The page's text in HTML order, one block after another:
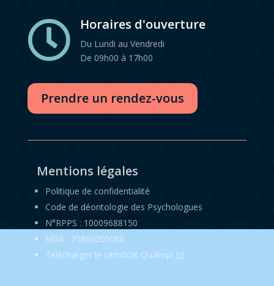
 Horaires d'ouverture
Du Lundi au Vendredi
De 09h00 à 17h00
Prendre un rendez-vous
Mentions légales
Politique de confidentialité
Code de déontologie des Psychologues
N°RPPS : 10009688150
NDA : 75860205086
Télécharger le certificat Qualiopi ici